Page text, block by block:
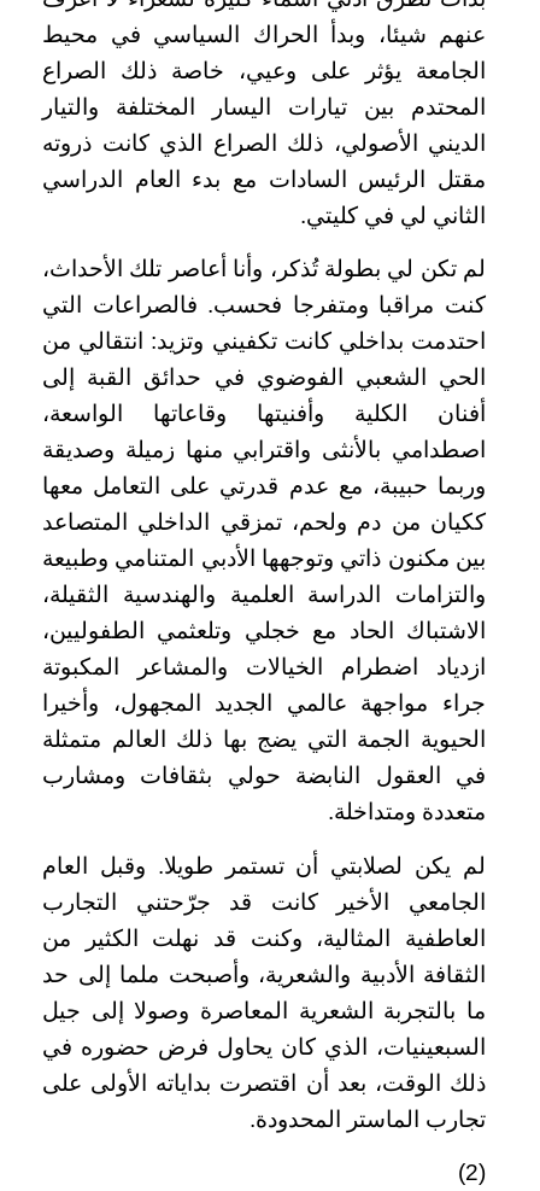
عنهم شيئا، وبدأ الحراك السياسي في محيط
الجامعة يؤثر على وعيي، خاصة ذلك الصراع
المحتدم بين تيارات اليسار المختلفة والتيار
الديني الأصولي، ذلك الصراع الذي كانت ذروته
مقتل الرئيس السادات مع بدء العام الدراسي
الثاني لي في كليتي.
لم تكن لي بطولة تُذكر، وأنا أعاصر تلك الأحداث،
كنت مراقبا ومتفرجا فحسب. فالصراعات التي
احتدمت بداخلي كانت تكفيني وتزيد: انتقالي من
الحي الشعبي الفوضوي في حدائق القبة إلى
أفنان الكلية وأفنيتها وقاعاتها الواسعة،
اصطدامي بالأنثى واقترابي منها زميلة وصديقة
وربما حبيبة، مع عدم قدرتي على التعامل معها
ككيان من دم ولحم، تمزقي الداخلي المتصاعد
بين مكنون ذاتي وتوجهها الأدبي المتنامي وطبيعة
والتزامات الدراسة العلمية والهندسية الثقيلة،
الاشتباك الحاد مع خجلي وتلعثمي الطفوليين،
ازدياد اضطرام الخيالات والمشاعر المكبوتة
جراء مواجهة عالمي الجديد المجهول، وأخيرا
الحيوية الجمة التي يضج بها ذلك العالم متمثلة
في العقول النابضة حولي بثقافات ومشارب
متعددة ومتداخلة.
لم يكن لصلابتي أن تستمر طويلا. وقبل العام
الجامعي الأخير كانت قد جرّحتني التجارب
العاطفية المثالية، وكنت قد نهلت الكثير من
الثقافة الأدبية والشعرية، وأصبحت ملما إلى حد
ما بالتجربة الشعرية المعاصرة وصولا إلى جيل
السبعينيات، الذي كان يحاول فرض حضوره في
ذلك الوقت، بعد أن اقتصرت بداياته الأولى على
تجارب الماستر المحدودة.
(2)